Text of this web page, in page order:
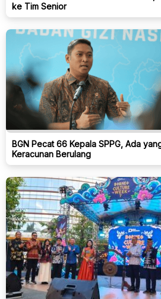
ke Tim Senior
BGN Pecat 66 Kepala SPPG, Ada
Keracunan Berulang